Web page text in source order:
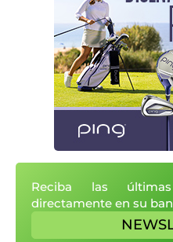
Reciba las
directamente en su